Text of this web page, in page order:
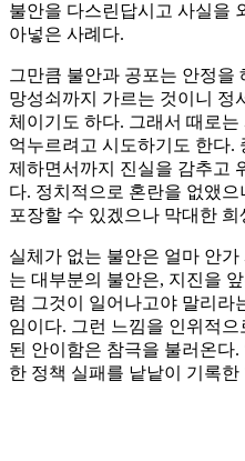
불안을 다스린답시고 사실을
아넣은 사례다.
그만큼 불안과 공포는 안정을
망성쇠까지 가르는 것이니 정
체이기도 하다. 그래서 때로
억누르려고 시도하기도 한다.
제하면서까지 진실을 감추고
다. 정치적으로 혼란을 없앴
포장할 수 있겠으나 막대한
실체가 없는 불안은 얼마 안
는 대부분의 불안은, 지진을
럼 그것이 일어나고야 말리라
임이다. 그런 느낌을 인위적
된 안이함은 참극을 불러온다.
한 정책 실패를 낱낱이 기록한